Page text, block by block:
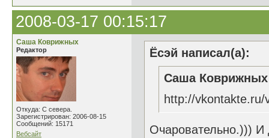
2008-03-17 00:15:17
Саша Коврижных
Редактор
Откуда: С севера.
Зарегистрирован: 2006-08-15
Сообщений: 15171
Вебсайт
Ёсэй написал(а):
Саша Коврижных
http://vkontakte.ru/
Очаровательно.))) И